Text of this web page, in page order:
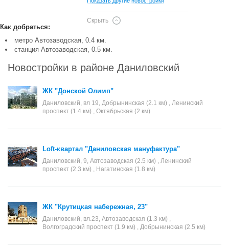
Скрыть
Как добраться:
метро Автозаводская, 0.4 км.
станция Автозаводская, 0.5 км.
Новостройки в районе Даниловский
ЖК "Донской Олимп"
Даниловский, вл 19, Добрынинская (2.1 км) , Ленинский
проспект (1.4 км) , Октябрьская (2 км)
Loft-квартал "Даниловская мануфактура"
Даниловский, 9, Автозаводская (2.5 км) , Ленинский
проспект (2.3 км) , Нагатинская (1.8 км)
ЖК "Крутицкая набережная, 23"
Даниловский, вл.23, Автозаводская (1.3 км) ,
Волгоградский проспект (1.9 км) , Добрынинская (2.5 км)